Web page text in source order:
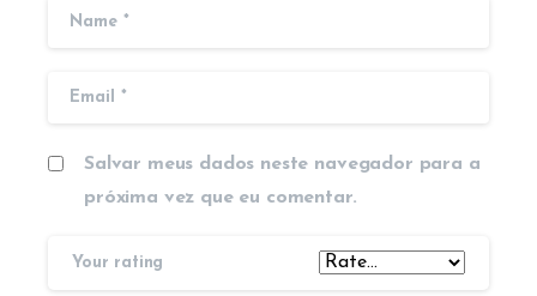
Salvar meus dados neste navegador para a
próxima vez que eu comentar.
Your rating